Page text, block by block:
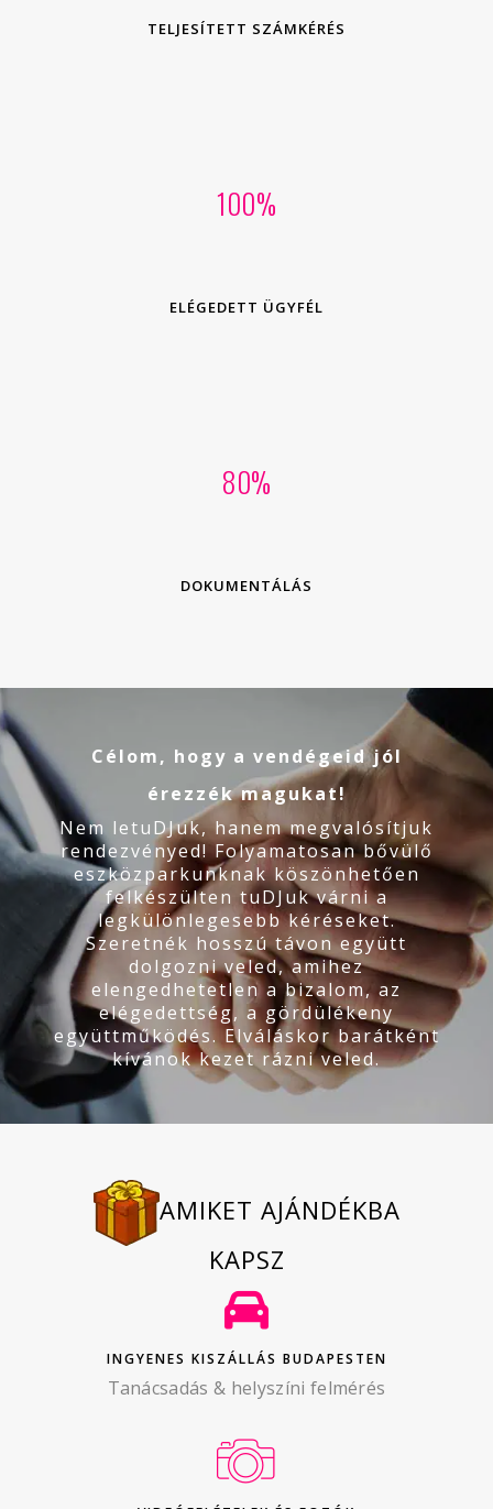
TELJESÍTETT SZÁMKÉRÉS
100
ELÉGEDETT ÜGYFÉL
80
DOKUMENTÁLÁS
Célom, hogy a vendégeid jól
érezzék magukat!
Nem letuDJuk, hanem megvalósítjuk
rendezvényed! Folyamatosan bővülő
eszközparkunknak köszönhetően
felkészülten tuDJuk várni a
legkülönlegesebb kéréseket.
Szeretnék hosszú távon együtt
dolgozni veled, amihez
elengedhetetlen a bizalom, az
elégedettség, a gördülékeny
együttműködés. Elváláskor barátként
kívánok kezet rázni veled.
AMIKET AJÁNDÉKBA
KAPSZ
INGYENES KISZÁLLÁS BUDAPESTEN
Tanácsadás & helyszíni felmérés